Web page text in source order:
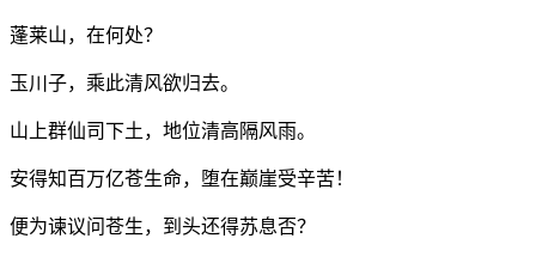
蓬莱山，在何处？
玉川子，乘此清风欲归去。
山上群仙司下土，地位清高隔风雨。
安得知百万亿苍生命，堕在巅崖受辛苦！
便为谏议问苍生，到头还得苏息否？